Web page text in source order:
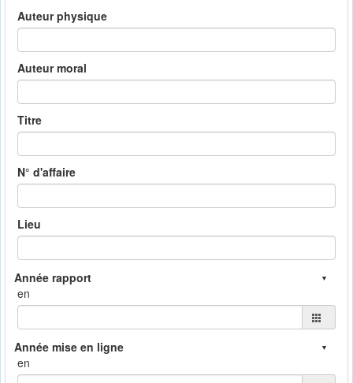
Auteur physique
Auteur moral
Titre
N° d'affaire
Lieu
en
en